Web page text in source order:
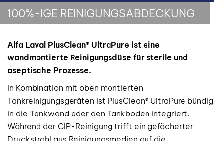
100%-IGE REINIGUNGSABDECKUNG
Alfa Laval PlusClean® UltraPure ist eine
wandmontierte Reinigungsdüse für sterile und
aseptische Prozesse.
In Kombination mit oben montierten
Tankreinigungsgeräten ist PlusClean® UltraPure bündig
in die Tankwand oder den Tankboden integriert.
Während der CIP-Reinigung trifft ein gefächerter